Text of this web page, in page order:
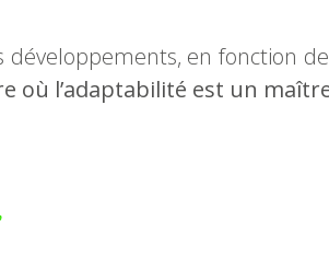
en fonction
où l’adaptabilité est un